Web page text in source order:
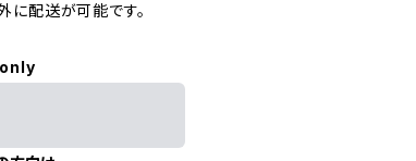
に配送が可能です。